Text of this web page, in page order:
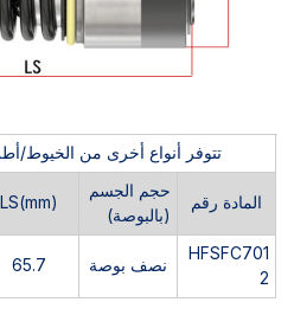
تتوفر أنواع أخرى من الخيوط/
المادة رقم
حجم الجسم
(بالبوصة)
LS(mm)
HFSFC701
2
نصف بوصة 65.7